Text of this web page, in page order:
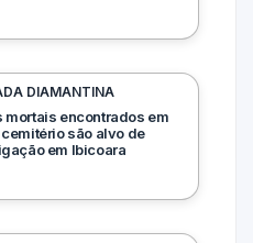
DIAMANTINA
mortais encontrados em
são alvo de
em Ibicoara